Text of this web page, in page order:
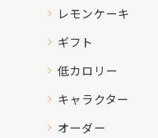
レモンケーキ
ギフト
低カロリー
キャラクター
オーダー